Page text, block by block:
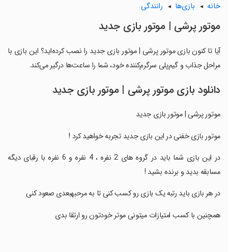
خانه بازی‌ها رانندگی
موتور پرشی | موتور بازی جدید
آیا تا کنون بازی موتور پرشی | موتور بازی جدید را نصب کرده‌اید؟ این بازی با
مراحل جذاب و گیم‌پلی سرگرم‌کننده خود، شما را ساعت‌ها درگیر می‌کند.
دانلود بازی موتور پرشی | موتور بازی جدید
موتور پرشی | موتور بازی جدید
‏موتور بازی خفنی در این بازی جدید تجربه خواهید کرد !
‏در این بازی شما باید در گروه های 2 نفره ، 4 نفره و 6 نفره با رقبای دیگه
مسابقه بدید و برنده بشید !
‏در هر بازی باید رتبه یک بازی رو کسب کنی تا به مرحبهبعدی صعود کنی
‏همچنین با کسب امتیازات میتونی موتر خودتون رو ارتقا بدی